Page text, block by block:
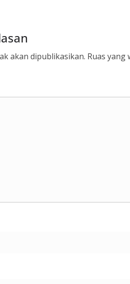
akan dipublikasikan. Ruas yang